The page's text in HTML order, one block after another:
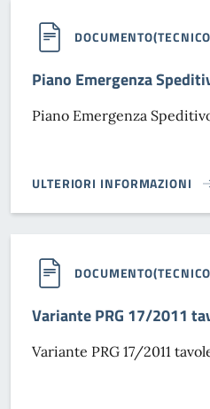
Piano Emergenza
Piano Emergenza
ULTERIORI INFORMAZIONI
PIANO EMERGENZA
Variante PRG 17/2011
Variante PRG 17/2011